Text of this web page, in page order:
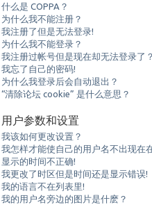
什么是 COPPA？
为什么我不能注册？
我注册了但是无法登录!
为什么我不能登录？
我注册过帐号但是现在却无法登录了
我忘了自己的密码!
为什么我登录后会自动退出？
“清除论坛 cookie” 是什么意思？
用户参数和设置
我该如何更改设置？
我怎样才能使自己的用户名不出现在
显示的时间不正确!
我更改了时区但是时间还是显示错误!
我的语言不在列表里!
我的用户名旁边的图片是什麽？